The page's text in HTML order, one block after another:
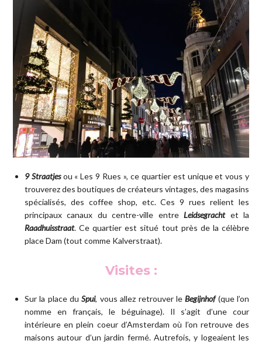
9 Straatjesou « Les 9 Rues », ce quartier est unique et vous y
trouverez des boutiques de créateurs vintages, des magasins
spécialisés, des coffee shop, etc. Ces 9 rues relient les
principaux canaux du centre-ville entreLeidsegrachtet la
Raadhuisstraat. Ce quartier est situé tout près de la célèbre
place Dam (tout comme Kalverstraat).
Visites :
Sur la place duSpui, vous allez retrouver leBegijnhof(que l’on
nomme en français, le béguinage). Il s’agit d’une cour
intérieure en plein coeur d’Amsterdam où l’on retrouve des
maisons autour d’un jardin fermé. Autrefois, y logeaient les